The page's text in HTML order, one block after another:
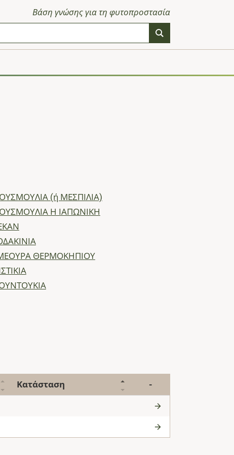
Βάση γνώσης για τη φυτοπροστασία
(ή ΜΕΣΠΙΛΙΑ)
Η ΙΑΠΩΝΙΚΗ
ΘΕΡΜΟΚΗΠΙΟΥ
Κατάσταση -